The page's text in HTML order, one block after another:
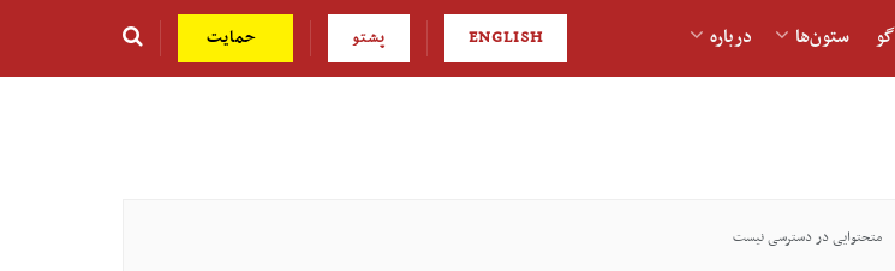
ستون‌ها درباره ENGLISH پشتو حمایت
متحتوایی در دسترسی نیست